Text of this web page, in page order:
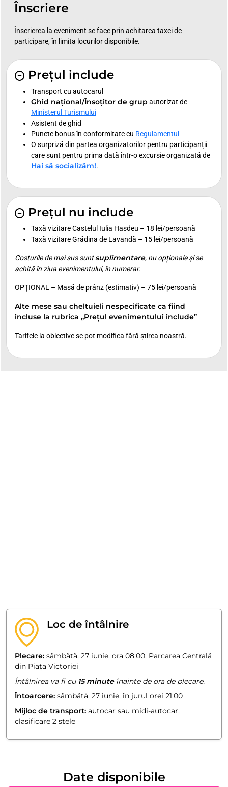
Înscriere
Înscrierea la eveniment se face prin achitarea taxei de
participare, în limita locurilor disponibile.
Prețul include
Transport cu autocarul
Ghid național/Însoțitor de grup autorizat de
Ministerul Turismului
Asistent de ghid
Puncte bonus în conformitate cu Regulamentul
O surpriză din partea organizatorilor pentru participanții
care sunt pentru prima dată într-o excursie organizată de
Hai să socializăm!.
Prețul nu include
Taxă vizitare Castelul Iulia Hasdeu – 18 lei/persoană
Taxă vizitare Grădina de Lavandă – 15 lei/persoană
Costurile de mai sus suntsuplimentare, nu opționale și se
achită în ziua evenimentului, în numerar.
OPȚIONAL – Masă de prânz (estimativ) – 75 lei/persoană
Alte mese sau cheltuieli nespecificate ca fiind
incluse la rubrica „Prețul evenimentului include”
Tarifele la obiective se pot modifica fără știrea noastră.
Loc de întâlnire
Plecare: sâmbătă, 27 iunie, ora 08:00, Parcarea Centrală
din Piața Victoriei
Întâlnirea va fi cu 15 minuteînainte de ora de plecare.
Întoarcere: sâmbătă, 27 iunie, în jurul orei 21:00
Mijloc de transport: autocar sau midi-autocar,
clasificare 2 stele
Date disponibile